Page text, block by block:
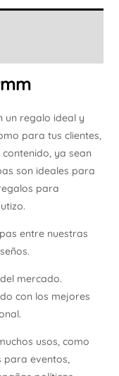
un regalo ideal y
para tus clientes,
ya sean
son ideales para
para
entre nuestras
mercado.
con los mejores
usos, como
para eventos,